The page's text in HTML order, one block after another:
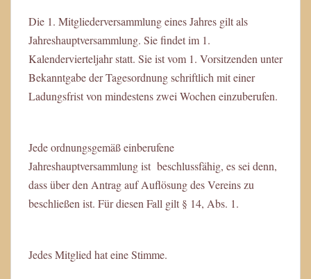
Die 1. Mitgliederversammlung eines Jahres gilt als
Jahreshauptversammlung. Sie findet im 1.
Kalendervierteljahr statt. Sie ist vom 1. Vorsitzenden unter
Bekanntgabe der Tagesordnung schriftlich mit einer
Ladungsfrist von mindestens zwei Wochen einzuberufen.
Jede ordnungsgemäß einberufene
Jahreshauptversammlung ist beschlussfähig, es sei denn,
dass über den Antrag auf Auflösung des Vereins zu
beschließen ist. Für diesen Fall gilt § 14, Abs. 1.
Jedes Mitglied hat eine Stimme.